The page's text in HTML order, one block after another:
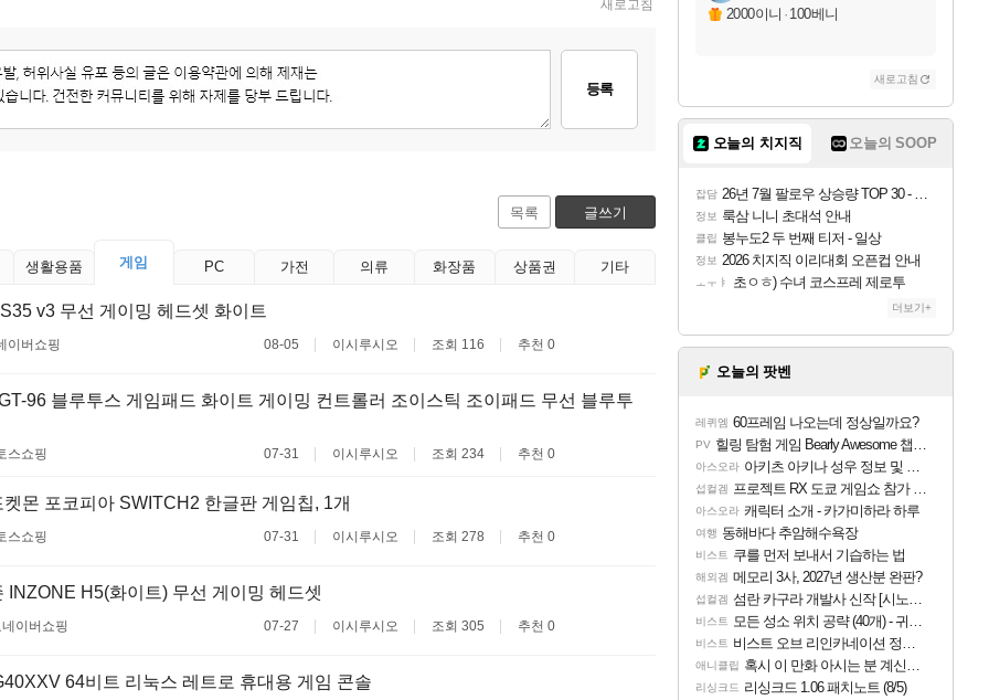
새로고침
등록
목록 글쓰기
생활용품 게임 PC 가전 의류 화장품 상품권 기타
v3 무선 게이밍 헤드셋 화이트
이버쇼핑 08-05 이시루시오 조회 116 추천 0
96 블루투스 게임패드 화이트 게이밍 컨트롤러 조이스틱 조이패드 무선 블루투
스쇼핑 07-31 이시루시오 조회 234 추천 0
몬 포코피아 SWITCH2 한글판 게임칩, 1개
스쇼핑 07-31 이시루시오 조회 278 추천 0
INZONE H5(화이트) 무선 게이밍 헤드셋
네이버쇼핑 07-27 이시루시오 조회 305 추천 0
64비트 리눅스 레트로 휴대용 게임 콘솔
2000이니 · 100베니
새로고침
오늘의 치지직 오늘의 SOOP
잡담 26년 7월 팔로우 상승량 TOP 30 - 월간 치지직
정보 룩삼 니니 초대석 안내
클립 봉누도2 두 번째 티저 - 일상
정보 2026 치지직 이리대회 오픈컵 안내
ㅗㅜㅑ 초ㅇㅎ) 수녀 코스프레 제로투
더보기+
오늘의 팟벤
레퀴엠 60프레임 나오는데 정상일까요?
PV 힐링 탐험 게임 Bearly Awesome 챕터 1 트레일러
아스오라 아키츠 아키나 성우 정보 및 주요 필모
섭컬겜 프로젝트 RX 도쿄 게임쇼 참가 결정
아스오라 캐릭터 소개 - 카가미하라 하루
여행 동해바다 추암해수욕장
비스트 쿠를 먼저 보내서 기습하는 법
해외겜 메모리 3사, 2027년 생산분 완판?
섭컬겜 섬란 카구라 개발사 신작 [시노비 넥서스] 연내 출시 예정
비스트 모든 성소 위치 공략 (40개) - 귀환한 영혼 도전과제
비스트 비스트 오브 리인카네이션 정보/공략글 모음
애니클립 혹시 이 만화 아시는 분 계신가요
리싱크드 리싱크드 1.06 패치노트 (8/5)